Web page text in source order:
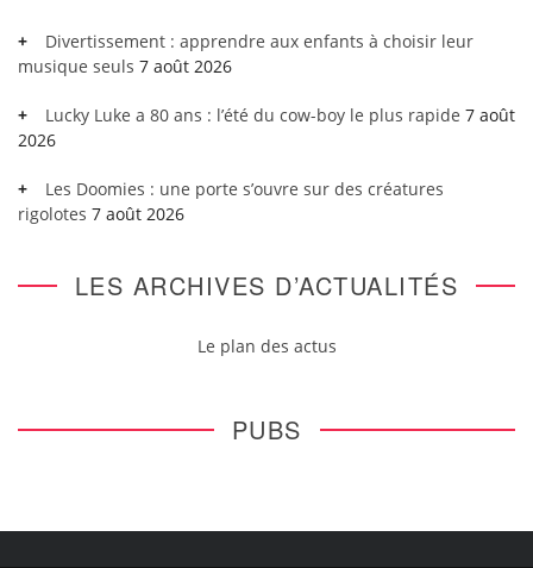
Divertissement : apprendre aux enfants à choisir leur
musique seuls 7 août 2026
Lucky Luke a 80 ans : l’été du cow-boy le plus rapide 7 août
2026
Les Doomies : une porte s’ouvre sur des créatures
rigolotes 7 août 2026
LES ARCHIVES D’ACTUALITÉS
Le plan des actus
PUBS